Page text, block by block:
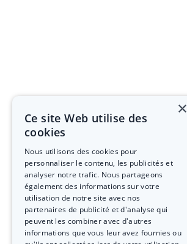
×
Ce site Web utilise des
cookies
Nous utilisons des cookies pour
personnaliser le contenu, les publicités et
analyser notre trafic. Nous partageons
également des informations sur votre
utilisation de notre site avec nos
partenaires de publicité et d'analyse qui
peuvent les combiner avec d'autres
informations que vous leur avez fournies ou